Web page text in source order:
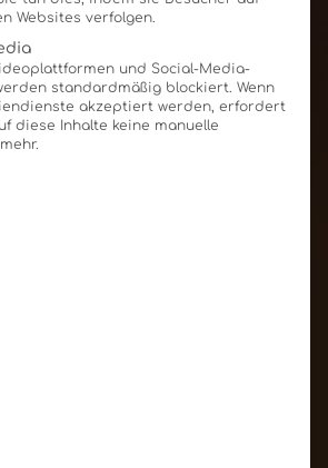
Websites verfolgen.
und Social-Media-
standardmäßig blockiert. Wenn
akzeptiert werden, erfordert
diese Inhalte keine manuelle